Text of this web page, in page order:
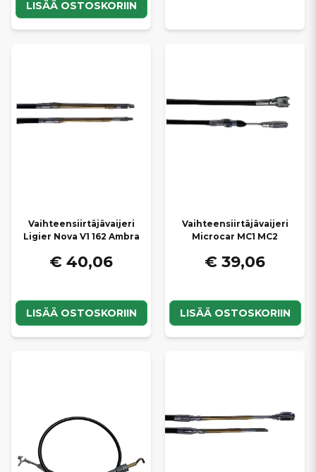
LISÄÄ OSTOSKORIIN
Vaihteensiirtäjävaijeri
Ligier Nova V1 162 Ambra
€ 40,06
LISÄÄ OSTOSKORIIN
Vaihteensiirtäjävaijeri
Microcar MC1 MC2
€ 39,06
LISÄÄ OSTOSKORIIN